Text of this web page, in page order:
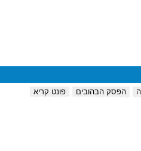
הפסק הבהובים
פונט קריא